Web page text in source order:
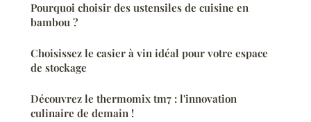
Pourquoi choisir des ustensiles de cuisine en
bambou ?
Choisissez le casier à vin idéal pour votre espace
de stockage
Découvrez le thermomix tm7 : l'innovation
culinaire de demain !